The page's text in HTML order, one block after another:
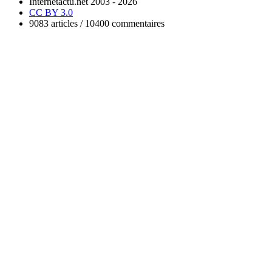
CC BY 3.0
9083 articles / 10400 commentaires